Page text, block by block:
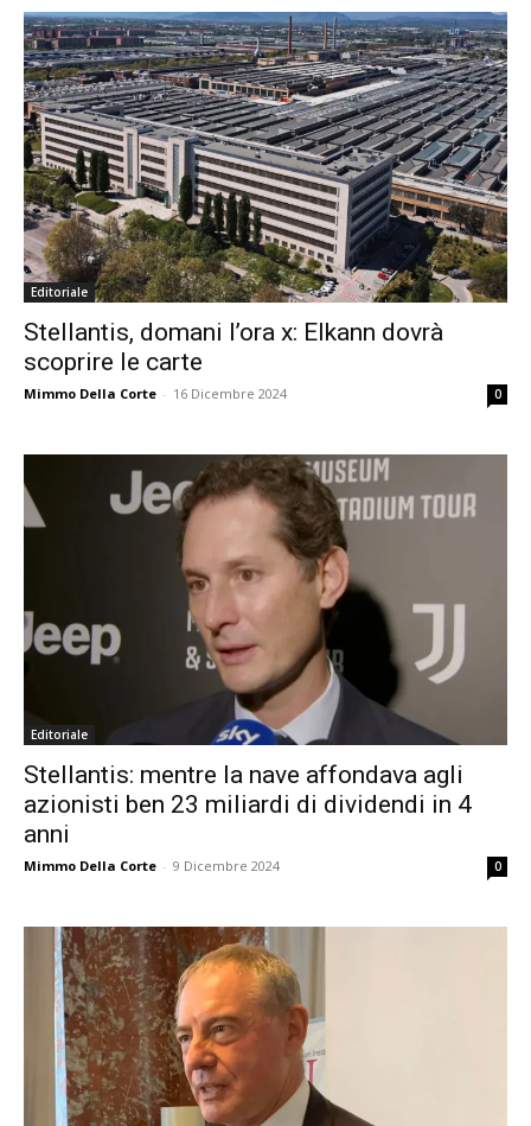
Editoriale
Stellantis, domani l’ora x: Elkann dovrà
scoprire le carte
Mimmo Della Corte - 16 Dicembre 2024 0
Editoriale
Stellantis: mentre la nave affondava agli
azionisti ben 23 miliardi di dividendi in 4
anni
Mimmo Della Corte - 9 Dicembre 2024 0